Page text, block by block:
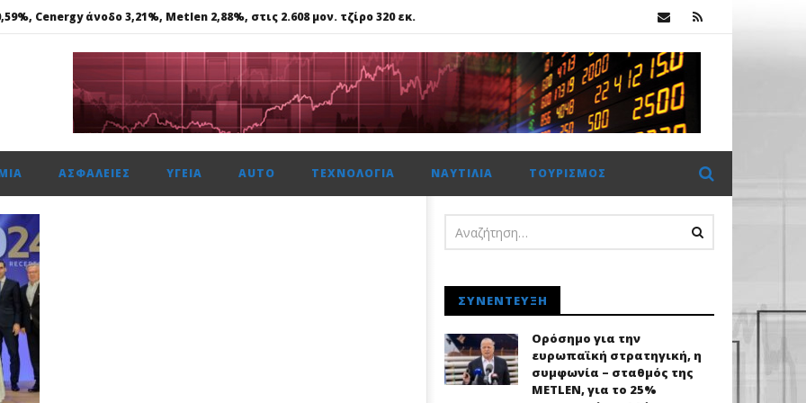
Cenergy άνοδο 3,21%, Metlen 2,88%, στις 2.608 μον. τζίρο 320 εκ.
ασφάλεια θέτει ως προτεραιότητα
Αποκτά το πρώτο Παρατηρητήριο Έργων
Cenergy άνοδο 3,21%, Metlen 2,88%, στις 2.608 μον. τζίρο 320 εκ.
ΑΣΦΆΛΕΙΕΣ ΥΓΕΊΑ AUTO ΤΕΧΝΟΛΟΓΊΑ ΝΑΥΤΙΛΊΑ ΤΟΥΡΙΣΜΌΣ
ΣΥΝΈΝΤΕΥΞΗ
Ορόσημο για την
ευρωπαϊκή στρατηγική, η
συμφωνία – σταθμός της
METLEN, για το 25%